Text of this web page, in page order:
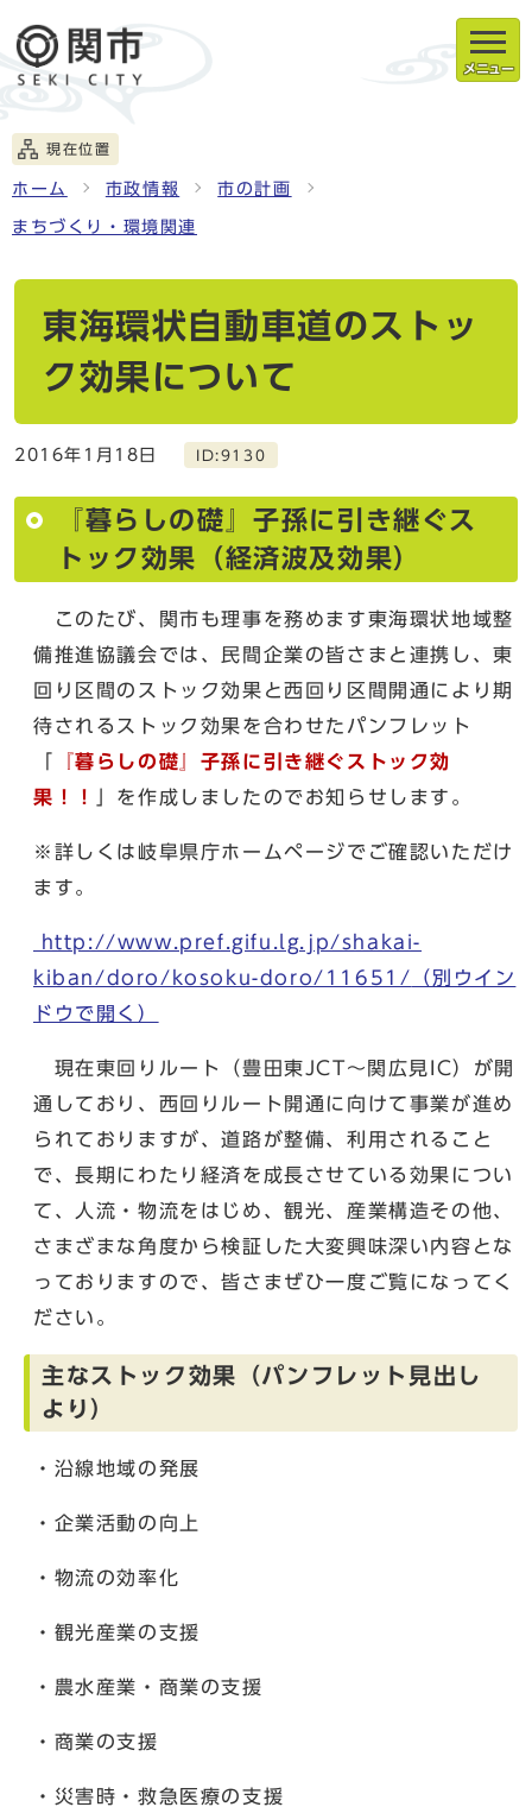
メニュー
現在位置
ホーム 市政情報 市の計画
まちづくり・環境関連
東海環状自動車道のストッ
ク効果について
2016年1月18日 ID:9130
『暮らしの礎』子孫に引き継ぐス
トック効果（経済波及効果）
このたび、関市も理事を務めます東海環状地域整
備推進協議会では、民間企業の皆さまと連携し、東
回り区間のストック効果と西回り区間開通により期
待されるストック効果を合わせたパンフレット
「
『暮らしの礎』子孫に引き継ぐストック効
果！！
」を作成しましたのでお知らせします。
※詳しくは岐阜県庁ホームページでご確認いただけ
ます。
http://www.pref.gifu.lg.jp/shakai-
kiban/doro/kosoku-doro/11651/ （別ウイン
ドウで開く）
現在東回りルート（豊田東JCT～関広見IC）が開
通しており、西回りルート開通に向けて事業が進め
られておりますが、道路が整備、利用されること
で、長期にわたり経済を成長させている効果につい
て、人流・物流をはじめ、観光、産業構造その他、
さまざまな角度から検証した大変興味深い内容とな
っておりますので、皆さまぜひ一度ご覧になってく
ださい。
主なストック効果（パンフレット見出し
より）
・沿線地域の発展
・企業活動の向上
・物流の効率化
・観光産業の支援
・農水産業・商業の支援
・商業の支援
・災害時・救急医療の支援